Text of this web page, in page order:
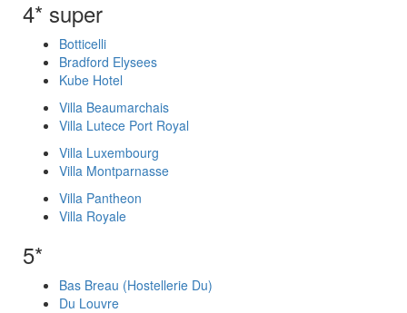
4* super
Botticelli
Bradford Elysees
Kube Hotel
Villa Beaumarchais
Villa Lutece Port Royal
Villa Luxembourg
Villa Montparnasse
Villa Pantheon
Villa Royale
5*
Bas Breau (Hostellerie Du)
Du Louvre